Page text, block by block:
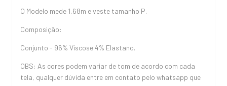
O Modelo mede 1,68m e veste tamanho P.
Composição:
Conjunto - 96% Viscose 4% Elastano.
OBS: As cores podem variar de tom de acordo com cada
tela, qualquer dúvida entre em contato pelo whatsapp que